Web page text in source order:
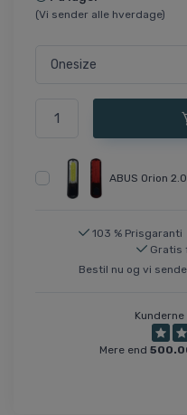
(Vi sender alle hverdage)
ABUS Orion
103 % Prisgaranti
Gratis
Bestil nu og vi
Kunderne
Mere end